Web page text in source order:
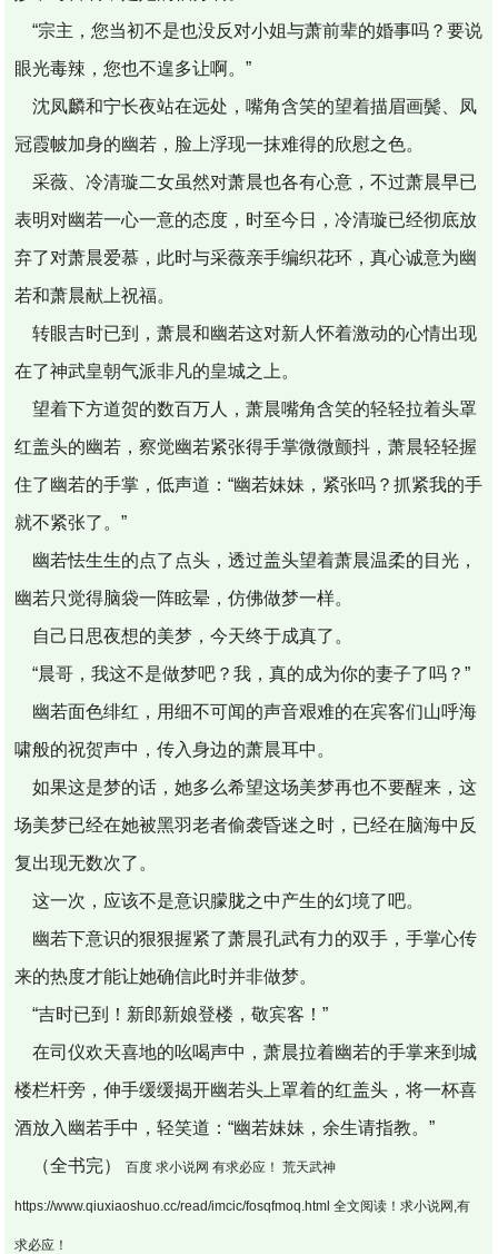
“宗主，您当初不是也没反对小姐与萧前辈的婚事吗？要说
眼光毒辣，您也不遑多让啊。”
沈凤麟和宁长夜站在远处，嘴角含笑的望着描眉画鬓、凤
冠霞帔加身的幽若，脸上浮现一抹难得的欣慰之色。
采薇、冷清璇二女虽然对萧晨也各有心意，不过萧晨早已
表明对幽若一心一意的态度，时至今日，冷清璇已经彻底放
弃了对萧晨爱慕，此时与采薇亲手编织花环，真心诚意为幽
若和萧晨献上祝福。
转眼吉时已到，萧晨和幽若这对新人怀着激动的心情出现
在了神武皇朝气派非凡的皇城之上。
望着下方道贺的数百万人，萧晨嘴角含笑的轻轻拉着头罩
红盖头的幽若，察觉幽若紧张得手掌微微颤抖，萧晨轻轻握
住了幽若的手掌，低声道：“幽若妹妹，紧张吗？抓紧我的手
就不紧张了。”
幽若怯生生的点了点头，透过盖头望着萧晨温柔的目光，
幽若只觉得脑袋一阵眩晕，仿佛做梦一样。
自己日思夜想的美梦，今天终于成真了。
“晨哥，我这不是做梦吧？我，真的成为你的妻子了吗？”
幽若面色绯红，用细不可闻的声音艰难的在宾客们山呼海
啸般的祝贺声中，传入身边的萧晨耳中。
如果这是梦的话，她多么希望这场美梦再也不要醒来，这
场美梦已经在她被黑羽老者偷袭昏迷之时，已经在脑海中反
复出现无数次了。
这一次，应该不是意识朦胧之中产生的幻境了吧。
幽若下意识的狠狠握紧了萧晨孔武有力的双手，手掌心传
来的热度才能让她确信此时并非做梦。
“吉时已到！新郎新娘登楼，敬宾客！”
在司仪欢天喜地的吆喝声中，萧晨拉着幽若的手掌来到城
楼栏杆旁，伸手缓缓揭开幽若头上罩着的红盖头，将一杯喜
酒放入幽若手中，轻笑道：“幽若妹妹，余生请指教。”
（全书完）百度 求小说网 有求必应！ 荒天武神
https://www.qiuxiaoshuo.cc/read/imcic/fosqfmoq.html 全文阅读！求小说网,有
求必应！